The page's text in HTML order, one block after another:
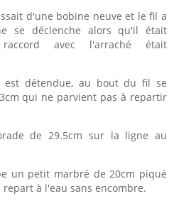
d'une bobine neuve et le fil a
se déclenche alors qu'il était
avec l'arraché était
détendue, au bout du fil se
qui ne parvient pas à repartir
de 29.5cm sur la ligne au
un petit marbré de 20cm piqué
à l'eau sans encombre.